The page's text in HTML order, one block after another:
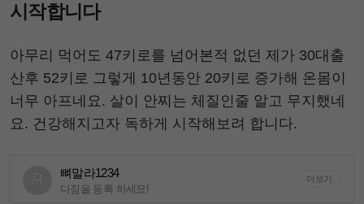
시작합니다
아무리 먹어도 47키로를 넘어본적 없던 제가 30대출
산후 52키로 그렇게 10년동안 20키로 증가해 온몸이
너무 아프네요. 살이 안찌는 체질인줄 알고 무지했네
요. 건강해지고자 독하게 시작해보려 합니다.
뼈말라1234
다짐을 등록 하세요!
더보기